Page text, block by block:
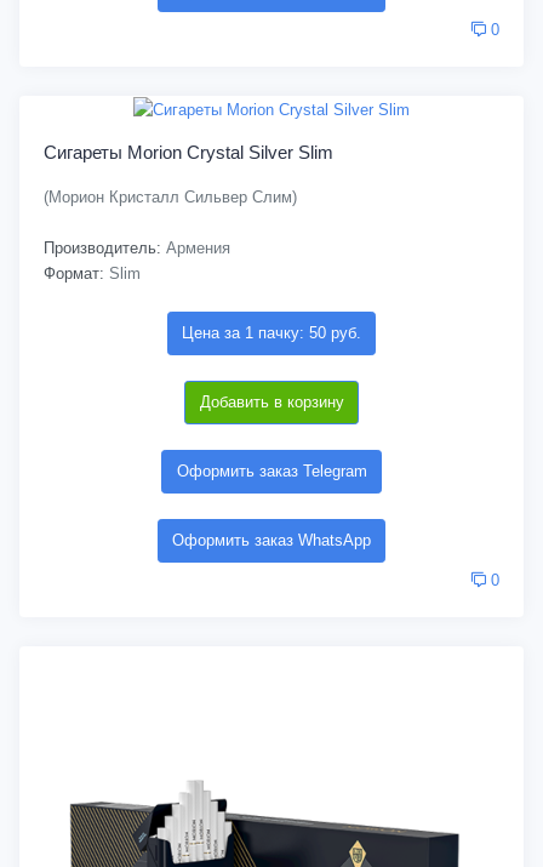
0
Сигареты Morion Crystal Silver Slim
(Морион Кристалл Сильвер Слим)
Производитель: Армения
Формат: Slim
Цена за 1 пачку: 50 руб.
Добавить в корзину
Оформить заказ Telegram
Оформить заказ WhatsApp
0